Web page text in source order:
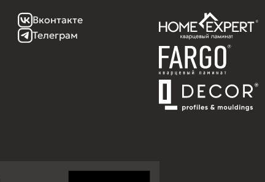
Вконтакте
Телеграм